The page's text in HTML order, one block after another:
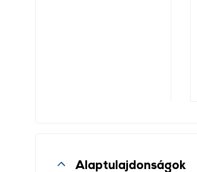
Alaptulajdonságok